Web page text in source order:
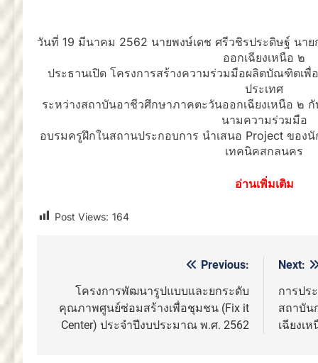
วันที่ 19 มีนาคม 2562 นายพงษ์เดช ศรีวชิรประดิษฐ์ นา
ออกเฉียงเหนือ ๒
ประธานเปิด โครงการสร้างความร่วมมือผลิตบัณฑิตเพื่
ประเทศ
ระหว่างสถาบันอาชีวศึกษาภาคตะวันออกเฉียงเหนือ ๒
นามความร่วมมือ
อบรมครูฝึกในสถานประกอบการ นำเสนอ Project ขอ
เทคนิคสกลนคร
อ่านเพิ่มเติม
Post Views: 164
เรื่อง
Previous:
โครงการพัฒนารูปแบบและยกระดับ
คุณภาพศูนย์ซ่อมสร้างเพื่อชุมชน (Fix it
Center) ประจำปีงบประมาณ พ.ศ. 2562
Next:
การปร
สถาบัน
เฉียงเ